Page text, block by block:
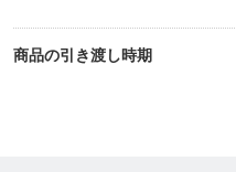
商品の引き渡し時期